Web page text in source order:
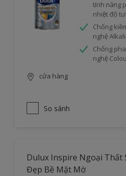
tính năng
nhiệt độ
Chống
nghệ
Chống
nghệ
cửa hàng
So sánh
Dulux Inspire Ngoại Thất
Đẹp Bề Mặt Mờ